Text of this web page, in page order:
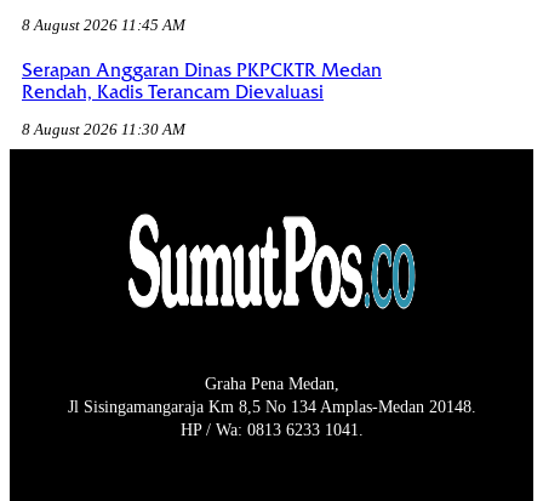
8 August 2026 11:45 AM
Serapan Anggaran Dinas PKPCKTR Medan
Rendah, Kadis Terancam Dievaluasi
8 August 2026 11:30 AM
Graha Pena Medan,
Jl Sisingamangaraja Km 8,5 No 134 Amplas-Medan 20148.
HP / Wa: 0813 6233 1041.